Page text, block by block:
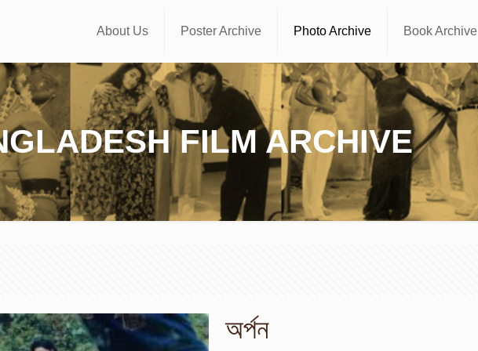
About Us Poster Archive Photo Archive Book Archive
FILM ARCHIVE
অর্পন